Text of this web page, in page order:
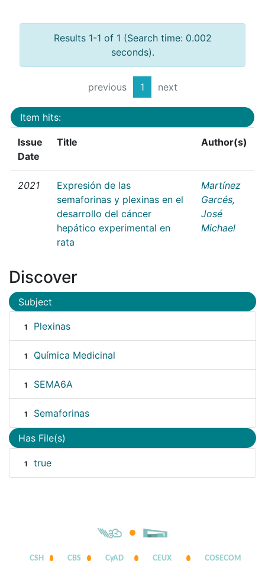
Results 1-1 of 1 (Search time: 0.002
seconds).
previous 1 next
Item hits:
Issue
Date
Title Author(s)
2021
Expresión de las
semaforinas y plexinas en el
desarrollo del cáncer
hepático experimental en
rata
Martínez
Garcés,
José
Michael
Discover
Subject
1 Plexinas
1 Química Medicinal
1 SEMA6A
1 Semaforinas
Has File(s)
1 true
CSH CBS CyAD CEUX COSECOM